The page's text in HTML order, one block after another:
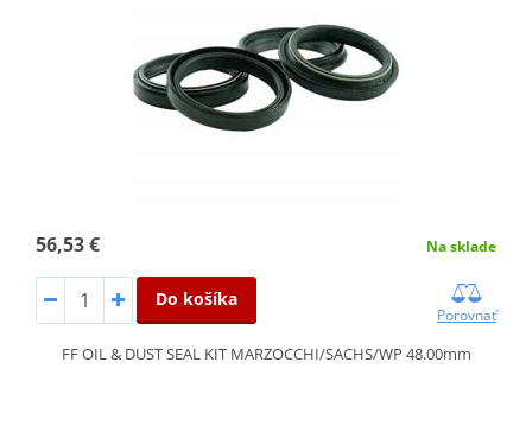
56,53 € Na sklade
Do košíka
Porovnať
FF OIL & DUST SEAL KIT MARZOCCHI/SACHS/WP 48.00mm